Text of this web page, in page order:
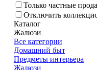
Только частные
Отключить
Каталог
Жалюзи
Все категории
Домашний быт
Предметы интерьера
Жалюзи